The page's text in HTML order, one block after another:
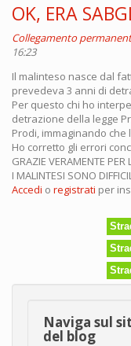
OK, ERA
Collegamento
16:23
Il malinteso nasce dal
prevedeva 3 anni di
Per questo chi ho
detrazione della legge
Prodi, immaginando
Ho corretto gli errori
GRAZIE VERAMENTE PER
I MALINTESI SONO
Accedi o registrati per
Naviga sul
del blog